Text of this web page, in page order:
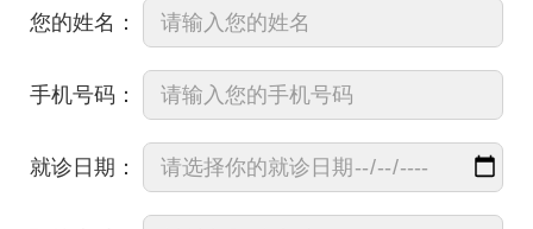
您的姓名：
手机号码：
就诊日期：